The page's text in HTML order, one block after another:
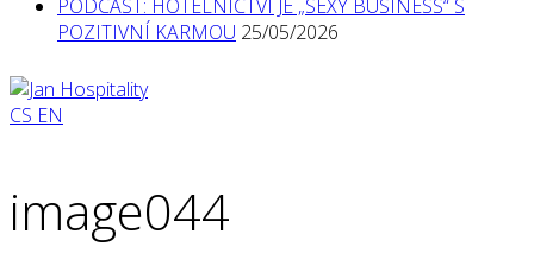
PODCAST: HOTELNICTVÍ JE „SEXY BUSINESS“ S
POZITIVNÍ KARMOU 25/05/2026
CS EN
image044